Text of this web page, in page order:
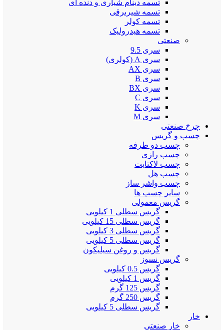
تسمه دینام شیاری و دنده ای
تسمه شیربرقی
تسمه کولر
تسمه هیدرولیک
صنعتی
سری 9.5
سری A (کولری)
سری AX
سری B
سری BX
سری C
سری K
سری M
چرخ صنعتی
چسب و گریس
چسب دو طرفه
چسب رازی
چسب لاکتایت
چسب هل
چسب واشر ساز
سایر چسب ها
گریس معمولی
گریس سطلی 1 کیلویی
گریس سطلی 15 کیلویی
گریس سطلی 3 کیلویی
گریس سطلی 5 کیلویی
گریس و روغن سیلیکون
گریس نسوز
گریس 0.5 کیلویی
گریس 1 کیلویی
گریس 125 گرم
گریس 250 گرم
گریس سطلی 5 کیلویی
خار
خار صنعتی